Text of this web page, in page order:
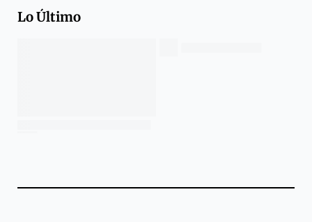
Lo Último